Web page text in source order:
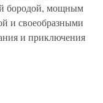
бородой, мощным
и своеобразными
и приключения